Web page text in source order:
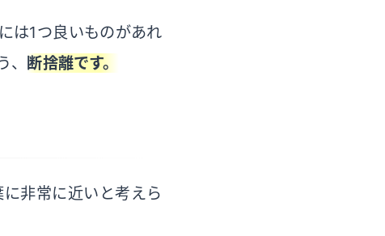
は1つ良いものがあれ
断捨離です。
非常に近いと考えら